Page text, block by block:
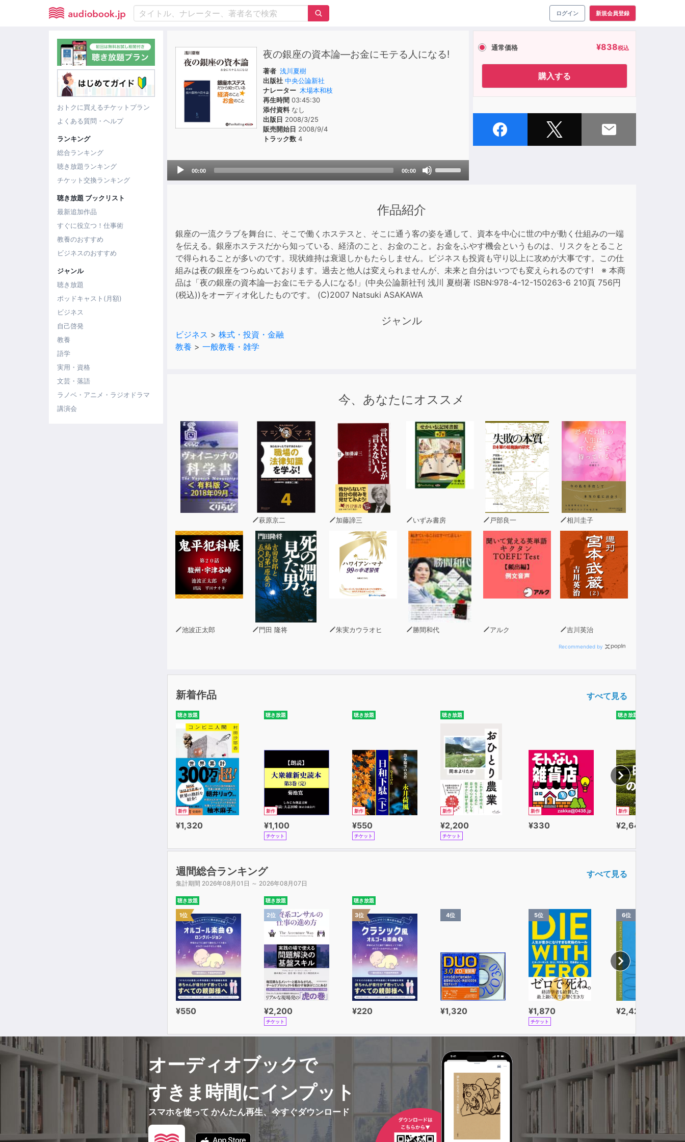
ログイン 新規会員登録
おトクに買えるチケットプラン
よくある質問・ヘルプ
ランキング
総合ランキング
聴き放題ランキング
チケット交換ランキング
聴き放題 ブックリスト
最新追加作品
すぐに役立つ！仕事術
教養のおすすめ
ビジネスのおすすめ
ジャンル
聴き放題
ポッドキャスト(月額)
ビジネス
自己啓発
教養
語学
実用・資格
文芸・落語
ラノベ・アニメ・ラジオドラマ
講演会
夜の銀座の資本論―お金にモテる人になる!
著者 浅川夏樹
出版社 中央公論新社
ナレーター 木場本和枝
再生時間 03:45:30
添付資料なし
出版日 2008/3/25
販売開始日 2008/9/4
トラック数 4
Audio
00:00 00:00
or
decrease
volume.
通常価格 ¥838税込
購入する
作品紹介
銀座の一流クラブを舞台に、そこで働くホステスと、そこに通う客の姿を通して、資本を中心に世の中が動く仕組みの一端
を伝える。銀座ホステスだから知っている、経済のこと、お金のこと。お金をふやす機会というものは、リスクをとること
で得られることが多いのです。現状維持は衰退しかもたらしません。ビジネスも投資も守り以上に攻めが大事です。この仕
組みは夜の銀座をつらぬいております。過去と他人は変えられませんが、未来と自分はいつでも変えられるのです! ※ 本商
品は「夜の銀座の資本論―お金にモテる人になる!」(中央公論新社刊 浅川 夏樹著 ISBN:978-4-12-150263-6 210頁 756円
(税込))をオーディオ化したものです。 (C)2007 Natsuki ASAKAWA
ジャンル
ビジネス > 株式・投資・金融
教養 > 一般教養・雑学
今、あなたにオススメ
萩原京二 加藤諦三 いずみ書房 戸部良一 相川圭子
池波正太郎 門田 隆将 朱実カウラオヒ 勝間和代 アルク 吉川英治
Recommended by
新着作品 すべて見る
聴き放題
新作
¥1,320
聴き放題
新作
¥1,100
チケット
聴き放題
新作
¥550
チケット
聴き放題
新作
¥2,200
チケット
新作
¥330
聴き放題
新作
¥2,640
週間総合ランキング
集計期間 2026年08月01日 ～ 2026年08月07日
すべて見る
聴き放題
1位
¥550
聴き放題
2位
¥2,200
チケット
聴き放題
3位
¥220
4位
¥1,320
5位
¥1,870
チケット
6位
¥2,420
オーディオブックで
すきま時間にインプット
スマホを使って かんたん再生、今すぐダウンロード